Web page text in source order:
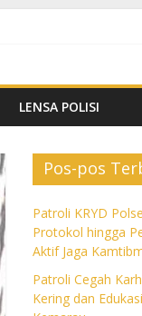
Cegah Karhutla
LENSA POLISI
Pos-pos
Patroli KRYD
Protokol hingga
Aktif Jaga
Patroli Cegah
Kering dan